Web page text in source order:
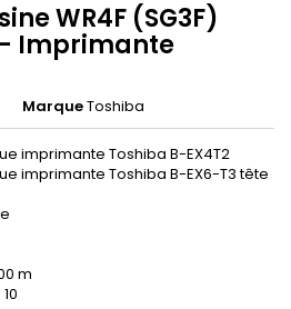
WR4F (SG3F)
Imprimante
MarqueToshiba
imprimante Toshiba B-EX4T2
imprimante Toshiba B-EX6-T3 tête
m